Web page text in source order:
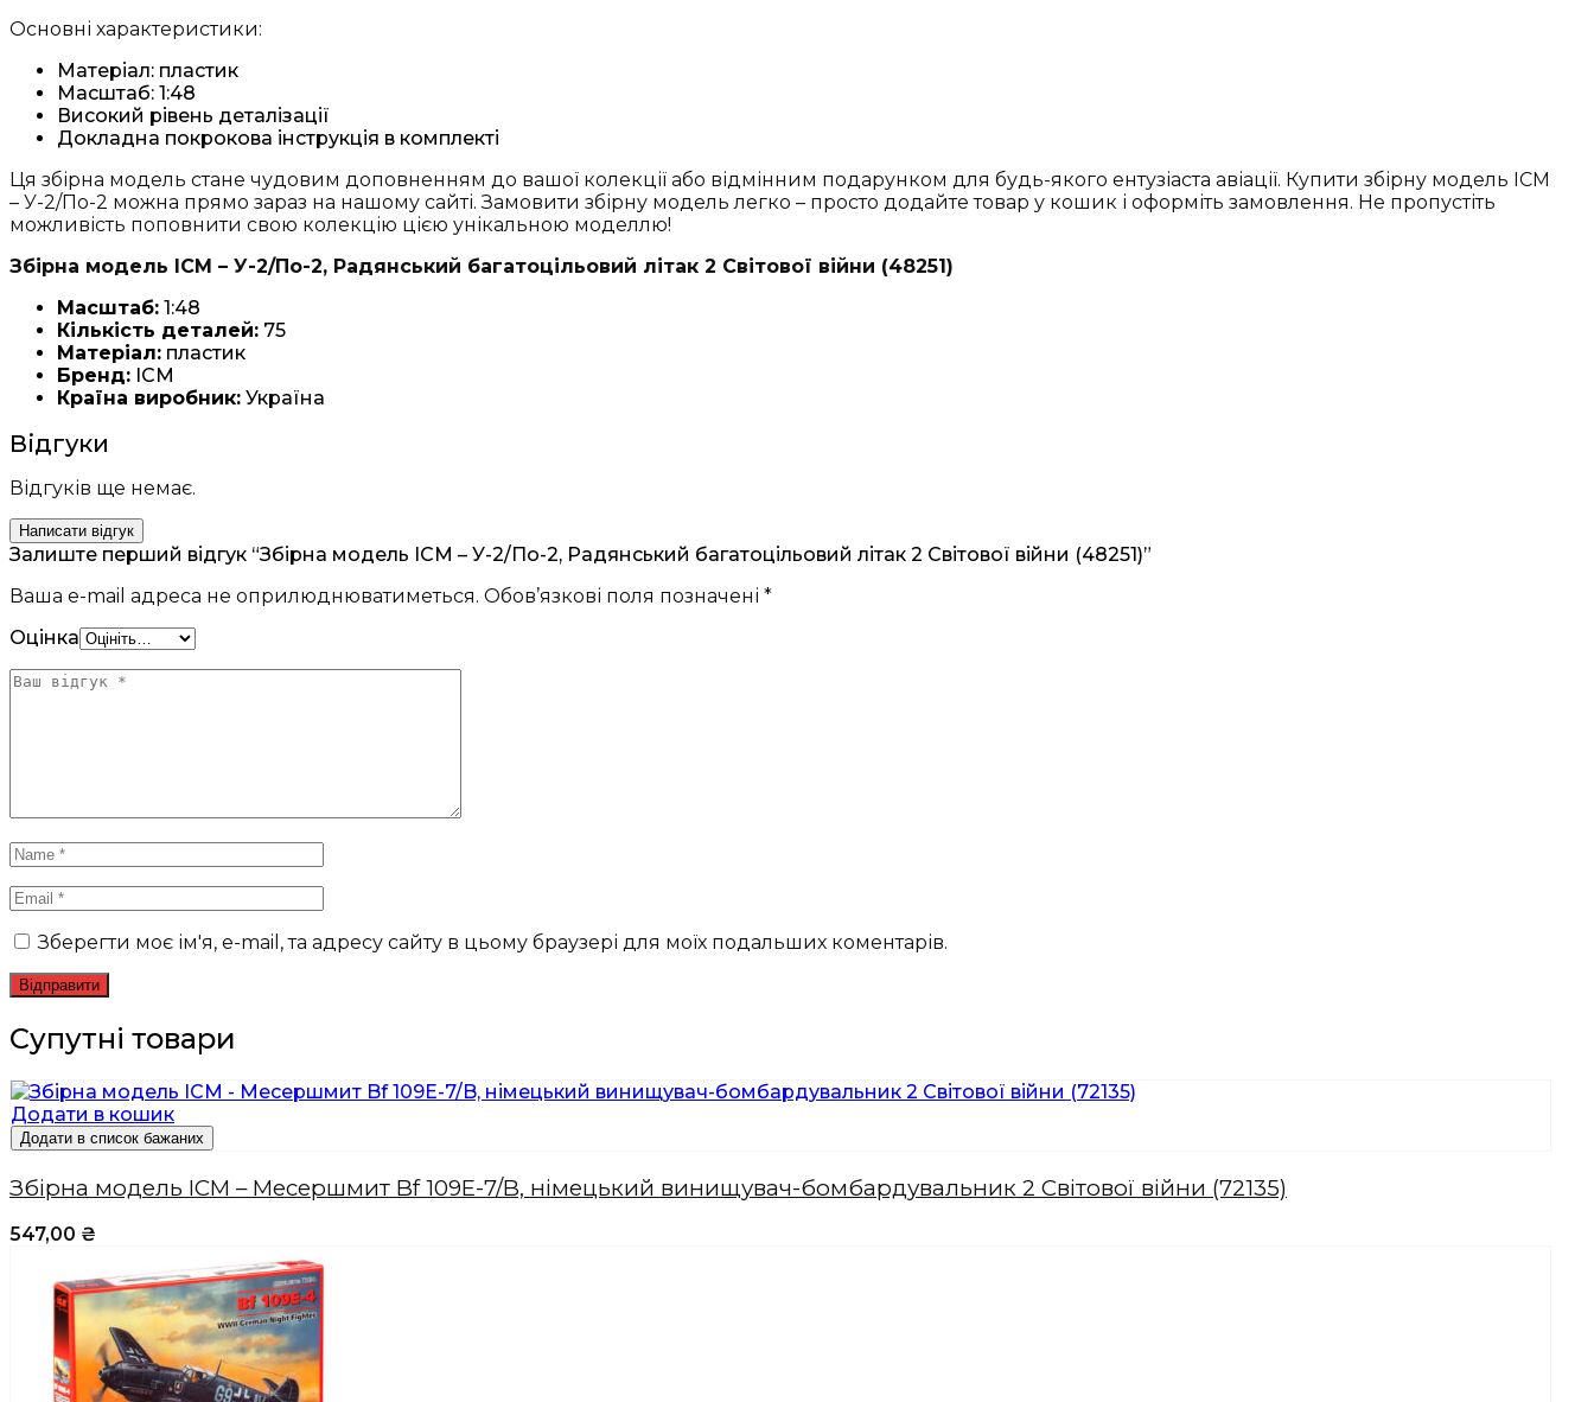
кількість
Основні характеристики:
Матеріал: пластик
Масштаб: 1:48
Високий рівень деталізації
Докладна покрокова інструкція в комплекті
Ця збірна модель стане чудовим доповненням до вашої колекції або відмінним подарунком для будь-якого ентузіаста авіації. Купити збірну модель ICM
– У-2/По-2 можна прямо зараз на нашому сайті. Замовити збірну модель легко – просто додайте товар у кошик і оформіть замовлення. Не пропустіть
можливість поповнити свою колекцію цією унікальною моделлю!
Збірна модель ICM – У-2/По-2, Радянський багатоцільовий літак 2 Світової війни (48251)
Масштаб: 1:48
Кількість деталей: 75
Матеріал: пластик
Бренд: ICM
Країна виробник: Україна
Відгуки
Відгуків ще немає.
Написати відгук
Залиште перший відгук “Збірна модель ICM – У-2/По-2, Радянський багатоцільовий літак 2 Світової війни (48251)”
Ваша e-mail адреса не оприлюднюватиметься. Обов’язкові поля позначені *
Оцінка
Зберегти моє ім'я, e-mail, та адресу сайту в цьому браузері для моїх подальших коментарів.
Супутні товари
Додати в кошик
Додати в список бажаних
Збірна модель ICM – Месершмит Bf 109E-7/B, німецький винищувач-бомбардувальник 2 Світової війни (72135)
547,00 ₴